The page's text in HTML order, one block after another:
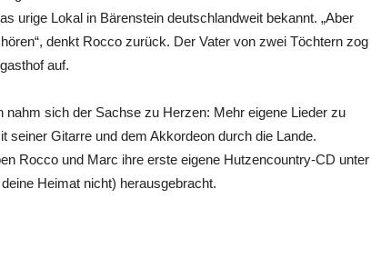
urige Lokal in Bärenstein deutschlandweit bekannt. „Aber
denkt Rocco zurück. Der Vater von zwei Töchtern zog
auf.
sich der Sachse zu Herzen: Mehr eigene Lieder zu
seiner Gitarre und dem Akkordeon durch die Lande.
Rocco und Marc ihre erste eigene Hutzencountry-CD unter
Heimat nicht) herausgebracht.